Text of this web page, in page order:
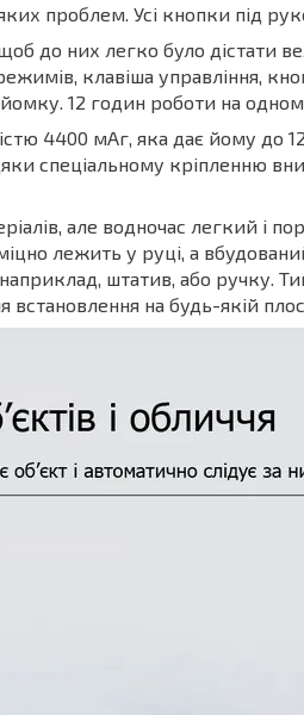
проблем. Усі кнопки під
щоб до них легко було дістати
клавіша управління,
12 годин роботи на
4400 мАг, яка дає йому до
спеціальному кріпленню
але водночас легкий і
лежить у руці, а
штатив, або ручку.
на будь-якій